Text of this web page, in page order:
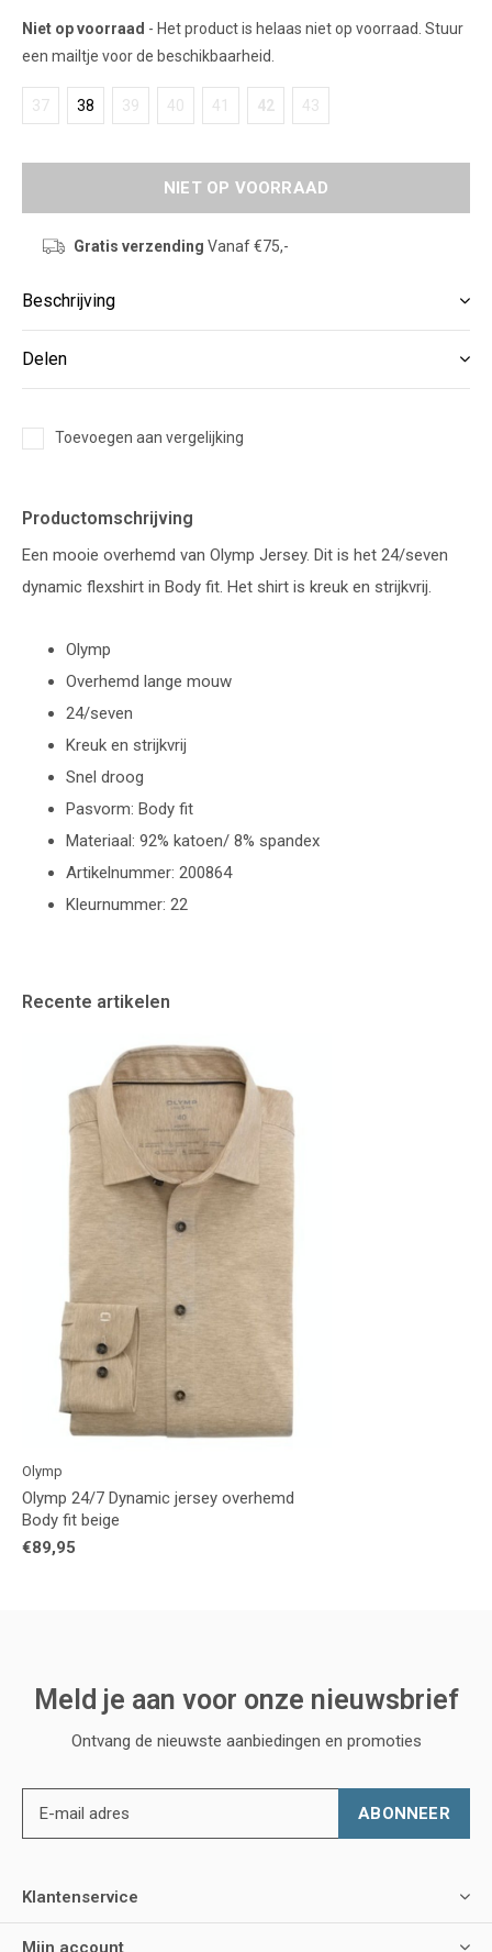
Niet op voorraad - Het product is helaas niet op voorraad. Stuur
een mailtje voor de beschikbaarheid.
37 38 39 40 41 42 43
NIET OP VOORRAAD
Gratis verzending Vanaf €75,-
Beschrijving
Delen
Toevoegen aan vergelijking
Productomschrijving
Een mooie overhemd van Olymp Jersey. Dit is het 24/seven
dynamic flexshirt in Body fit. Het shirt is kreuk en strijkvrij.
Olymp
Overhemd lange mouw
24/seven
Kreuk en strijkvrij
Snel droog
Pasvorm: Body fit
Materiaal: 92% katoen/ 8% spandex
Artikelnummer: 200864
Kleurnummer: 22
Recente artikelen
Olymp
Olymp 24/7 Dynamic jersey overhemd
Body fit beige
€89,95
Meld je aan voor onze nieuwsbrief
Ontvang de nieuwste aanbiedingen en promoties
ABONNEER
Klantenservice
Mijn account